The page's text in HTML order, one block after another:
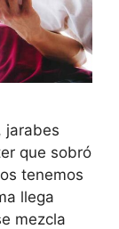
jarabes
que sobró
tenemos
llega
mezcla